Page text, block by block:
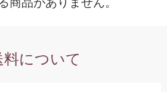
料について